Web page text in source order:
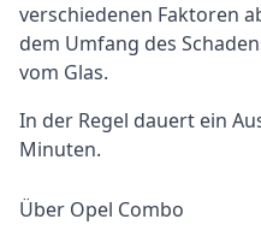
verschiedenen Faktoren
dem Umfang des
vom Glas.
In der Regel dauert ein
Minuten.
Über Opel Combo